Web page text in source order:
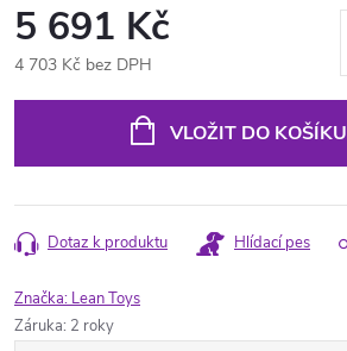
5 691 Kč
4 703 Kč bez DPH
VLOŽIT DO KOŠÍKU
Dotaz k produktu Hlídací pes
Značka: Lean Toys
Záruka: 2 roky